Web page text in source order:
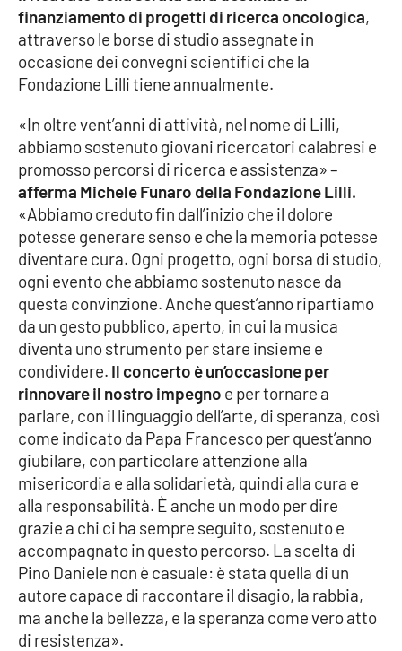
SPECIALI
Buona Sanità Calabria
CALABRIAVISIONE
Destinazioni
Eventi
Food
Storie
LAC
NETWORK
Lacplay.it
Lactv.it
Laconair.it
Lacitymag.it
Lacapitalenews.it
Ilreggino.it
finanziamento di progetti di ricerca oncologica,
attraverso le borse di studio assegnate in
occasione dei convegni scientifici che la
Fondazione Lilli tiene annualmente.
«In oltre vent’anni di attività, nel nome di Lilli,
abbiamo sostenuto giovani ricercatori calabresi e
promosso percorsi di ricerca e assistenza» –
afferma Michele Funaro della Fondazione Lilli.
«Abbiamo creduto fin dall’inizio che il dolore
potesse generare senso e che la memoria potesse
diventare cura. Ogni progetto, ogni borsa di studio,
ogni evento che abbiamo sostenuto nasce da
questa convinzione. Anche quest’anno ripartiamo
da un gesto pubblico, aperto, in cui la musica
diventa uno strumento per stare insieme e
condividere. Il concerto è un’occasione per
rinnovare il nostro impegno e per tornare a
parlare, con il linguaggio dell’arte, di speranza, così
come indicato da Papa Francesco per quest’anno
giubilare, con particolare attenzione alla
misericordia e alla solidarietà, quindi alla cura e
alla responsabilità. È anche un modo per dire
grazie a chi ci ha sempre seguito, sostenuto e
accompagnato in questo percorso. La scelta di
Pino Daniele non è casuale: è stata quella di un
autore capace di raccontare il disagio, la rabbia,
ma anche la bellezza, e la speranza come vero atto
di resistenza».